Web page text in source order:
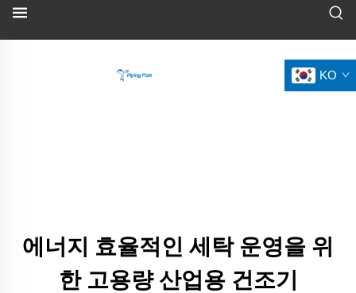
KO
에너지 효율적인 세탁 운영을 위
한 고용량 산업용 건조기